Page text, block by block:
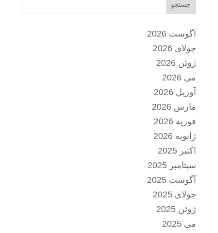
جستجو
آگوست 2026
جولای 2026
ژوئن 2026
می 2026
آوریل 2026
مارس 2026
فوریه 2026
ژانویه 2026
اکتبر 2025
سپتامبر 2025
آگوست 2025
جولای 2025
ژوئن 2025
می 2025